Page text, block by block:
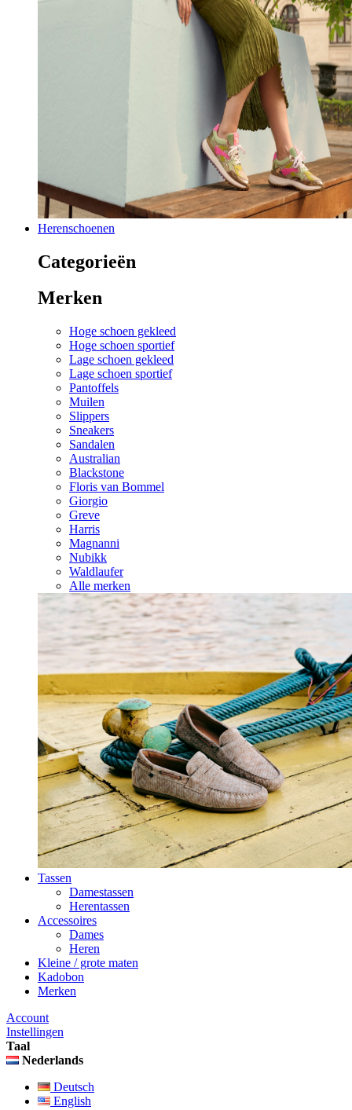
Herenschoenen
Categorieën
Merken
Hoge schoen gekleed
Hoge schoen sportief
Lage schoen gekleed
Lage schoen sportief
Pantoffels
Muilen
Slippers
Sneakers
Sandalen
Australian
Blackstone
Floris van Bommel
Giorgio
Greve
Harris
Magnanni
Nubikk
Waldlaufer
Alle merken
Tassen
Damestassen
Herentassen
Accessoires
Dames
Heren
Kleine / grote maten
Kadobon
Merken
Account
Instellingen
Taal
Nederlands
Deutsch
English